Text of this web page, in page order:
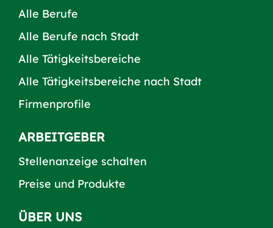
Alle Berufe
Alle Berufe nach Stadt
Alle Tätigkeitsbereiche
Alle Tätigkeitsbereiche nach Stadt
Firmenprofile
ARBEITGEBER
Stellenanzeige schalten
Preise und Produkte
ÜBER UNS